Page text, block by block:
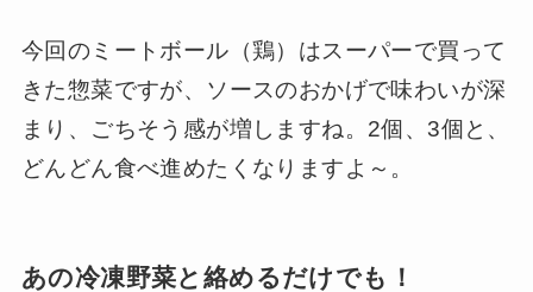
今回のミートボール（鶏）はスーパーで買って
きた惣菜ですが、ソースのおかげで味わいが深
まり、ごちそう感が増しますね。2個、3個と、
どんどん食べ進めたくなりますよ～。
あの冷凍野菜と絡めるだけでも！